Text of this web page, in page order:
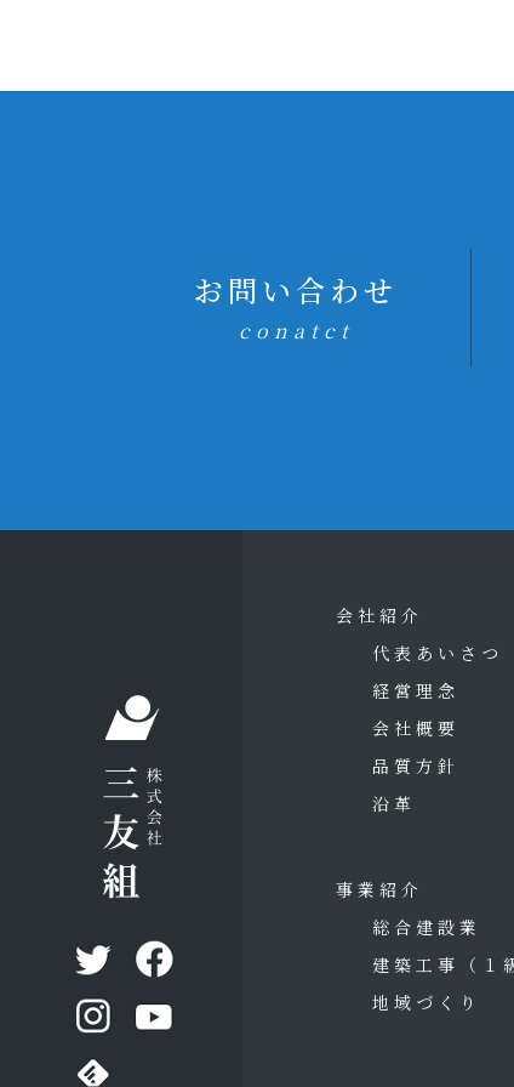
お問い合わせ
conatct
会社紹介
代表あいさつ
経営理念
会社概要
品質方針
沿革
事業紹介
総合建設業
建築工事
（１
地域づくり